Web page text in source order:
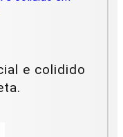
e colidido